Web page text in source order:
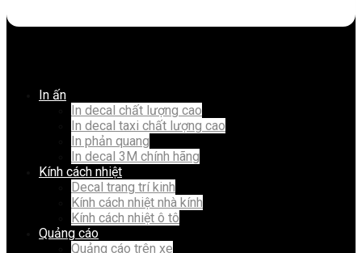
In ấn
In decal chất lượng cao
In decal taxi chất lượng cao
In phản quang
In decal 3M chính hãng
Kính cách nhiệt
Decal trang trí kinh
Kính cách nhiệt nhà kính
Kính cách nhiệt ô tô
Quảng cáo
Quảng cáo trên xe